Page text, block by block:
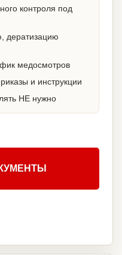
контроля под
дератизацию
медосмотров
и инструкции
НЕ нужно